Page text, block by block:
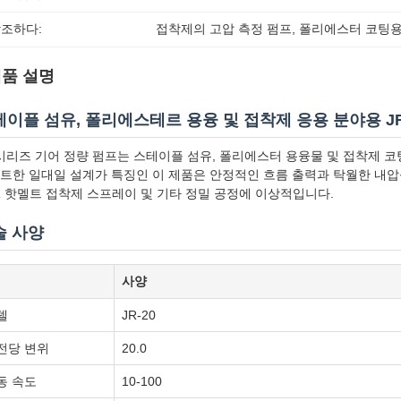
하다: 접착제의 고압 측정 펌프 폴리에스터 코팅
설명
이플 섬유, 폴리에스테르 용융 및 접착제 응용 분야용
리즈 기어 정량 펌프는 스테이플 섬유, 폴리에스터 용융물 및 접착제
한 일대일 설계가 특징인 이 제품은 안정적인 흐름 출력과 탁월한 내
핫멜트 접착제 스프레이 및 기타 정밀 공정에 이상적입니다.
사양
사양
JR-20
당 변위 20.0
속도 10-100